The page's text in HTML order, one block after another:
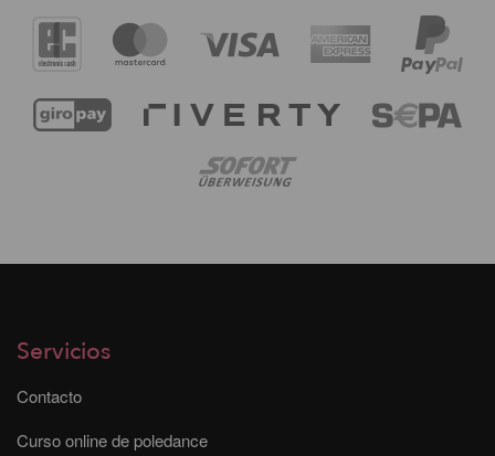
Servicios
Contacto
Curso online de poledance